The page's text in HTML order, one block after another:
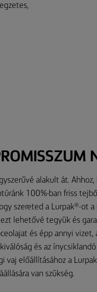
alakult át.
100%-ban friss
szereted a Lurpak®-ot
lehetővé tegyük és
és épp annyi vizet,
és az
vaj előállításához a
van szükség.